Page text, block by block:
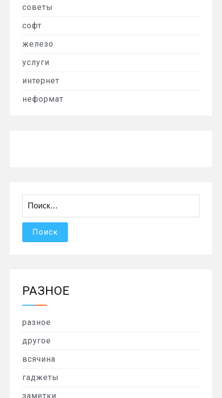
советы
софт
железо
услуги
интернет
неформат
РАЗНОЕ
разное
другое
всячина
гаджеты
заметки